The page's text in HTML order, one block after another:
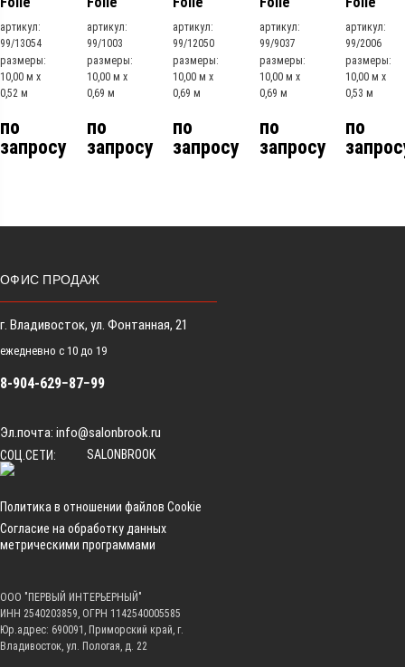
артикул:
99/13054
размеры:
10,00 м x
0,52 м
по
запросу
артикул:
99/1003
размеры:
10,00 м x
0,69 м
по
запросу
артикул:
99/12050
размеры:
10,00 м x
0,69 м
по
запросу
артикул:
99/9037
размеры:
10,00 м x
0,69 м
по
запросу
артикул:
99/2006
размеры:
10,00 м x
0,53 м
по
ОФИС ПРОДАЖ
г. Владивосток, ул. Фонтанная, 21
ежедневно с 10 до 19
8-904-629−87−99
Эл.почта: info@salonbrook.ru
СОЦ.СЕТИ: SALONBROOK
Политика в отношении файлов Cookie
Согласие на обработку данных
метрическими программами
ООО "ПЕРВЫЙ ИНТЕРЬЕРНЫЙ"
ИНН 2540203859, ОГРН 1142540005585
Юр.адрес: 690091, Приморский край, г.
Владивосток, ул. Пологая, д. 22